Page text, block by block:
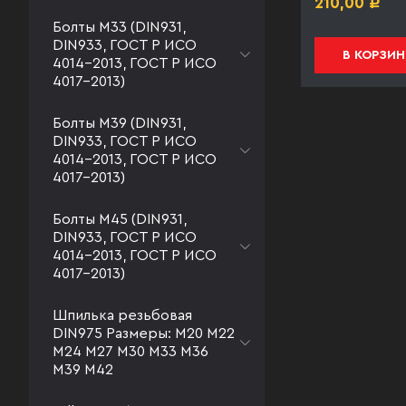
Болты М33 (DIN931,
DIN933, ГОСТ Р ИСО
4014-2013, ГОСТ Р ИСО
4017-2013)
Болты М39 (DIN931,
DIN933, ГОСТ Р ИСО
4014-2013, ГОСТ Р ИСО
4017-2013)
Болты М45 (DIN931,
DIN933, ГОСТ Р ИСО
4014-2013, ГОСТ Р ИСО
4017-2013)
Шпилька резьбовая
DIN975 Размеры: М20 М22
М24 М27 М30 М33 М36
М39 М42
В КОРЗИНУ
210,00 Р
В